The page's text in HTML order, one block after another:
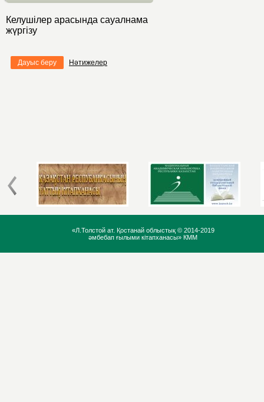
Келушілер арасында сауалнама
жүргізу
Дауыс беру Нәтижелер
«Л.Толстой ат. Қостанай облыстық © 2014-2019
әмбебап ғылыми кітапханасы» КММ